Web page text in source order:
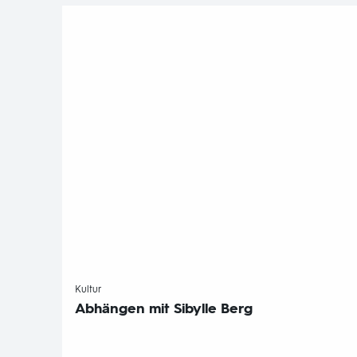
Kultur
Abhängen mit Sibylle Berg